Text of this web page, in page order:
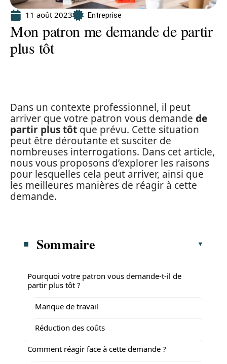
11 août 2023 Entreprise
Mon patron me demande de partir
plus tôt
Dans un contexte professionnel, il peut
arriver que votre patron vous demande de
partir plus tôt que prévu. Cette situation
peut être déroutante et susciter de
nombreuses interrogations. Dans cet article,
nous vous proposons d’explorer les raisons
pour lesquelles cela peut arriver, ainsi que
les meilleures manières de réagir à cette
demande.
Sommaire
Pourquoi votre patron vous demande-t-il de
partir plus tôt ?
Manque de travail
Réduction des coûts
Comment réagir face à cette demande ?